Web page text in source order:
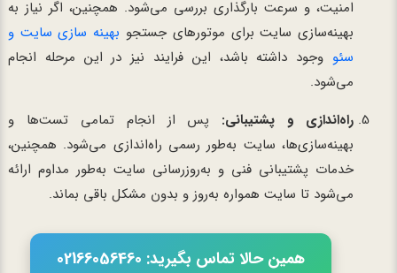
امنیت، و سرعت بارگذاری بررسی می‌شود. همچنین، اگر نیاز به
بهینه‌سازی سایت برای موتورهای جستجو بهینه سازی سایت و
سئو وجود داشته باشد، این فرایند نیز در این مرحله انجام
می‌شود.
راه‌اندازی و پشتیبانی: پس از انجام تمامی تست‌ها و
بهینه‌سازی‌ها، سایت به‌طور رسمی راه‌اندازی می‌شود. همچنین،
خدمات پشتیبانی فنی و به‌روزرسانی سایت به‌طور مداوم ارائه
می‌شود تا سایت همواره به‌روز و بدون مشکل باقی بماند.
همین حالا تماس بگیرید: 02166056460